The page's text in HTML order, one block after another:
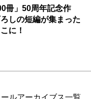
冊」50周年記念作
しの短編が集まった
に！
ルアーカイブス一覧